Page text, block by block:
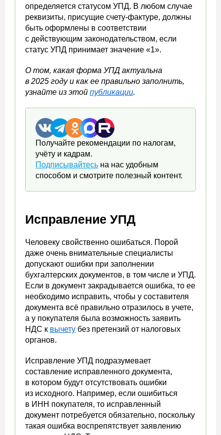
определяется статусом УПД. В любом случае
реквизиты, присущие счету-фактуре, должны
быть оформлены в соответствии
с действующим законодательством, если
статус УПД принимает значение «1».
О том, какая форма УПД актуальна
в 2025 году и как ее правильно заполнить,
узнайте из этой публикации.
Получайте рекомендации по налогам,
учёту и кадрам.
Подписывайтесь на нас удобным
способом и смотрите полезный контент.
Исправление УПД
Человеку свойственно ошибаться. Порой
даже очень внимательные специалисты
допускают ошибки при заполнении
бухгалтерских документов, в том числе и УПД.
Если в документ закрадывается ошибка, то ее
необходимо исправить, чтобы у составителя
документа всё правильно отразилось в учете,
а у покупателя была возможность заявить
НДС к вычету без претензий от налоговых
органов.
Исправление УПД подразумевает
составление исправленного документа,
в котором будут отсутствовать ошибки
из исходного. Например, если ошибиться
в ИНН покупателя, то исправленный
документ потребуется обязательно, поскольку
такая ошибка воспрепятствует заявлению